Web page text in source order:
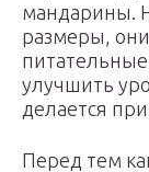
мандарины.
размеры, они
питательные
улучшить
делается
Перед тем